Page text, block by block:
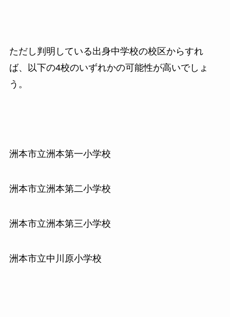
ただし判明している出身中学校の校区からすれ
ば、以下の4校のいずれかの可能性が高いでしょ
う。
洲本市立洲本第一小学校
洲本市立洲本第二小学校
洲本市立洲本第三小学校
洲本市立中川原小学校